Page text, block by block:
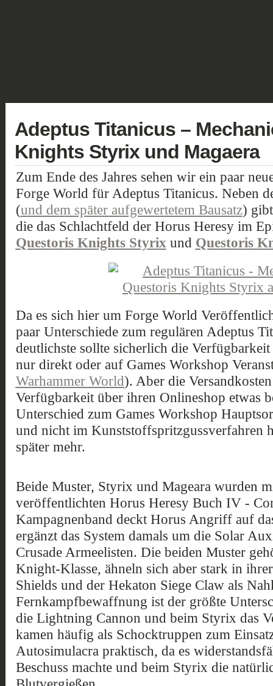
Adeptus Titanicus –
Knights Styrix und Magaera
Zum Ende des Jahres sehen wir ein paar
Forge World für Adeptus Titanicus. Neben
(und dem später aufgewertetem Bausatz)
die das Schlachtfeld der Horus Heresy im
Questoris Knights Styrix und Questoris
Da es sich hier um Forge World
paar Unterschiede zum regulären Adeptus
deutlichste sollte sicherlich die
nur direkt oder auf Games Workshop
Warhammer World). Aber die
Verfügbarkeit über ihren Onlineshop etwas
Unterschied zum Games Workshop
und nicht im Kunststoffspritzgussverfahren
später mehr.
Beide Muster, Styrix und Mageara wurden
veröffentlichten Horus Heresy Buch IV -
Kampagnenband deckt Horus Angriff auf
ergänzt das System damals um die Solar
Crusade Armeelisten. Die beiden Muster
Knight-Klasse, ähneln sich aber stark in
Shields und der Hekaton Siege Claw als
Fernkampfbewaffnung ist der größte
die Lightning Cannon und beim Styrix das
kamen häufig als Schocktruppen zum
Autosimulacra praktisch, da es
Beschuss machte und beim Styrix die